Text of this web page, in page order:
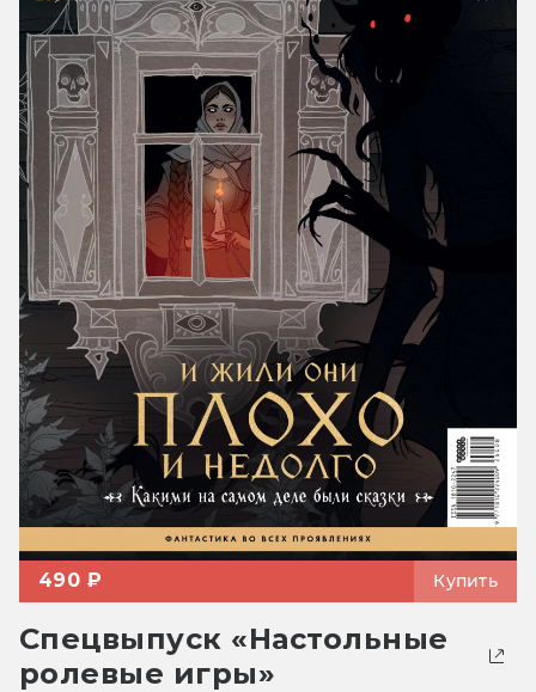
490 ₽ Купить
Спецвыпуск «Настольные
ролевые игры»